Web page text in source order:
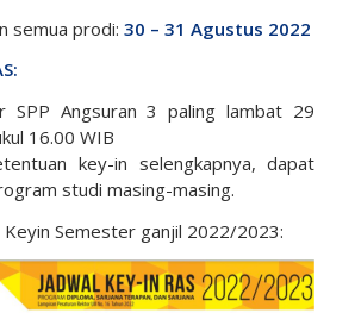
semua prodi: 30 – 31 Agustus 2022
SPP Angsuran 3 paling lambat 29
16.00 WIB
key-in selengkapnya, dapat
studi masing-masing.
Keyin Semester ganjil 2022/2023: